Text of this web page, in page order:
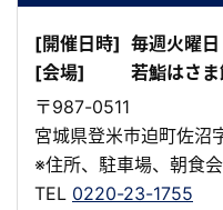
[開催日時] 毎週火曜
[会場]
若鮨はさ
〒987-0511
宮城県登米市迫町佐沼
※住所、駐車場、朝食
TEL 0220-23-1755